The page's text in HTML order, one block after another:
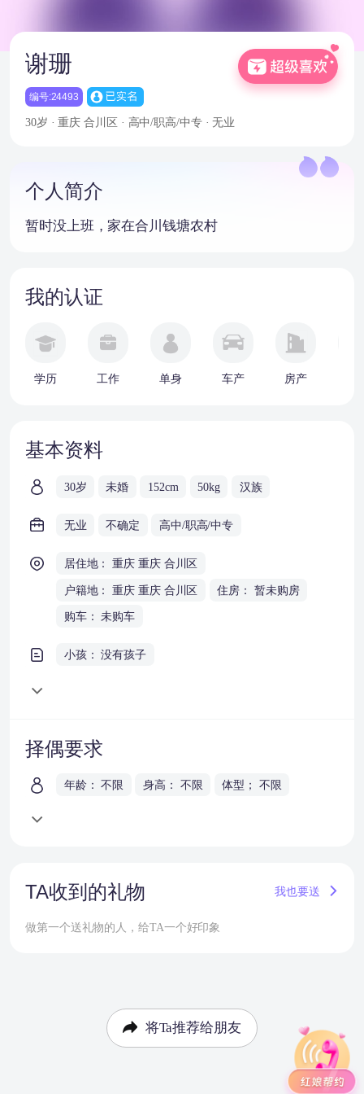
谢珊
编号:24493
30岁 · 重庆合川区 · 高中/职高/中专 · 无业
个人简介
暂时没上班，家在合川钱塘农村
我的认证
学历 工作 单身 车产 房产
基本资料
30岁 未婚 152cm 50kg 汉族
无业 不确定 高中/职高/中专
居住地： 重庆 重庆 合川区
户籍地： 重庆 重庆 合川区 住房： 暂未购房
购车： 未购车
小孩： 没有孩子
择偶要求
年龄： 不限 身高： 不限 体型； 不限
TA收到的礼物 我也要送
做第一个送礼物的人，给TA一个好印象
将Ta推荐给朋友